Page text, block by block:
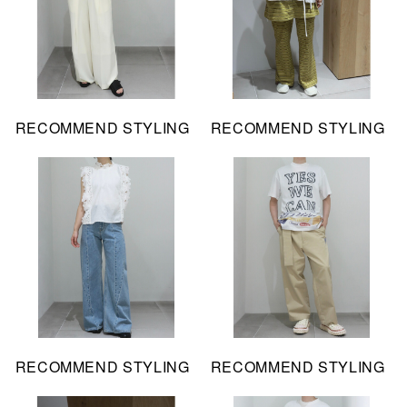
RECOMMEND STYLING RECOMMEND STYLING
RECOMMEND STYLING RECOMMEND STYLING